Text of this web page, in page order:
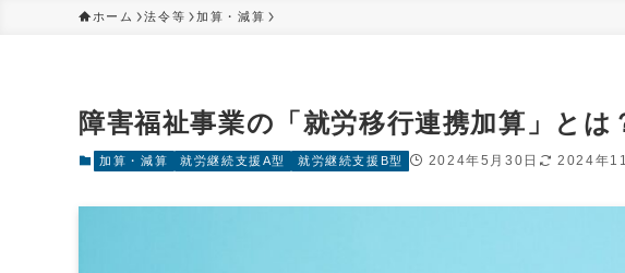
ホーム 法令等 加算・減算
障害福祉事業の「就労移行連携加算」とは
加算・減算 就労継続支援A型 就労継続支援B型 2024年5月30日 2024年